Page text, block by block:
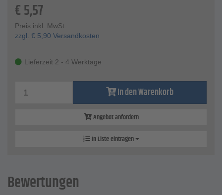
€5,57
Preis inkl. MwSt.
zzgl. € 5,90 Versandkosten
Lieferzeit 2 - 4 Werktage
In den Warenkorb
Angebot anfordern
In Liste eintragen
Bewertungen